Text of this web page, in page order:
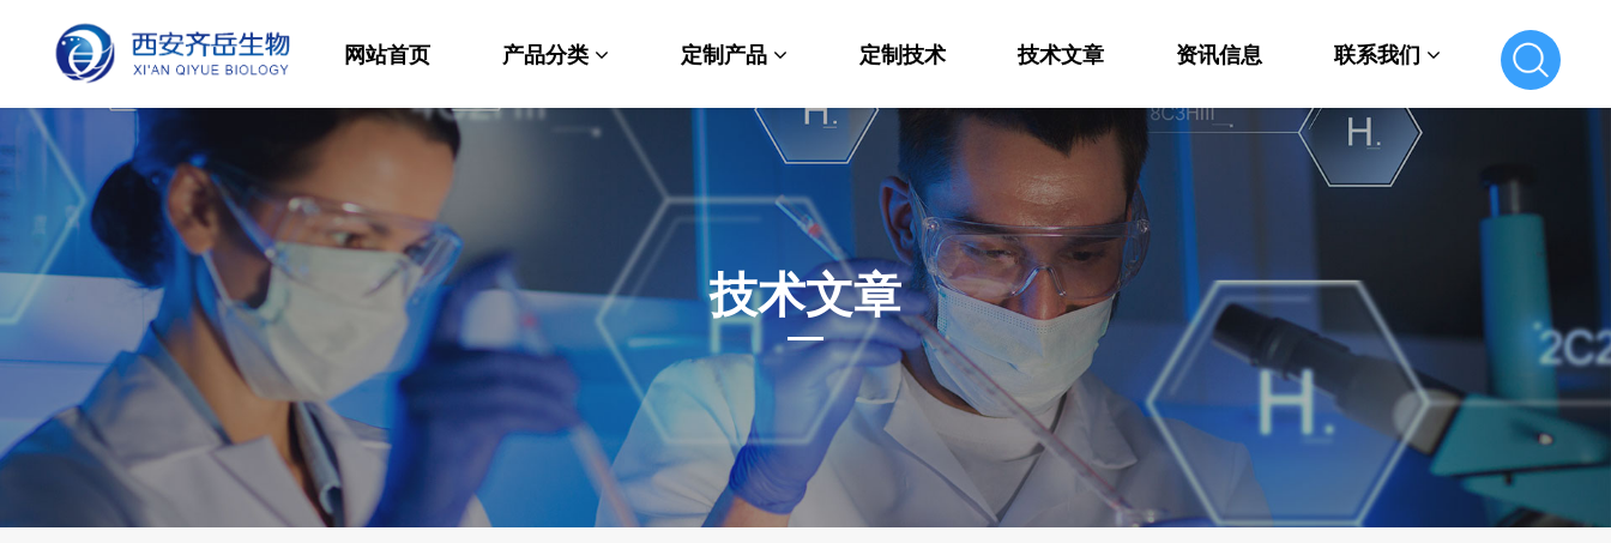
网站首页 产品分类
材料科学
生命科学
发光材料
功能性化学
分析化学
其他产品
定制产品
纳米材料定制
PEG衍生物
荧光标记定制
MOF材料定制
小分子定制
多肽定制
其他材料定制
定制技术 技术文章 资讯信息 联系我们
联系我们
技术文章